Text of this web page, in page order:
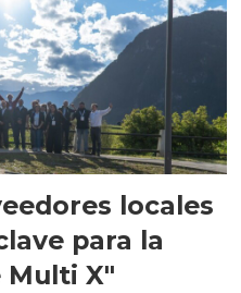
locales
para la
Multi X"